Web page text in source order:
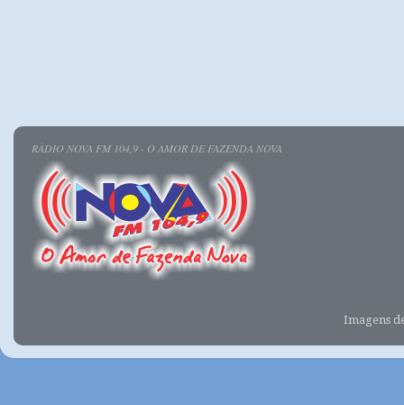
RÁDIO NOVA FM 104,9 - O AMOR DE FAZENDA NOVA
Imagens